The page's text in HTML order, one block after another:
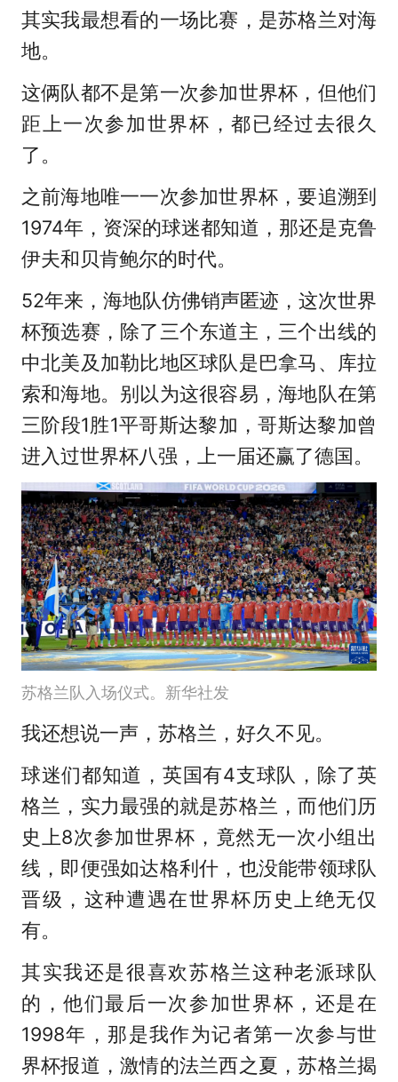
其实我最想看的一场比赛，是苏格兰对海
地。
这俩队都不是第一次参加世界杯，但他们
距上一次参加世界杯，都已经过去很久
了。
之前海地唯一一次参加世界杯，要追溯到
1974年，资深的球迷都知道，那还是克鲁
伊夫和贝肯鲍尔的时代。
52年来，海地队仿佛销声匿迹，这次世界
杯预选赛，除了三个东道主，三个出线的
中北美及加勒比地区球队是巴拿马、库拉
索和海地。别以为这很容易，海地队在第
三阶段1胜1平哥斯达黎加，哥斯达黎加曾
进入过世界杯八强，上一届还赢了德国。
苏格兰队入场仪式。新华社发
我还想说一声，苏格兰，好久不见。
球迷们都知道，英国有4支球队，除了英
格兰，实力最强的就是苏格兰，而他们历
史上8次参加世界杯，竟然无一次小组出
线，即便强如达格利什，也没能带领球队
晋级，这种遭遇在世界杯历史上绝无仅
有。
其实我还是很喜欢苏格兰这种老派球队
的，他们最后一次参加世界杯，还是在
1998年，那是我作为记者第一次参与世
界杯报道，激情的法兰西之夏，苏格兰揭